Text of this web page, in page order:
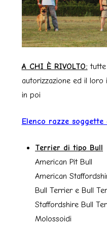
A CHI È RIVOLTO: tutte
autorizzazione ed il
in poi
Elenco razze
Terrier di tipo Bull
American Pit Bull
American
Bull Terrier e Bull
Staffordshire Bull
Molossoidi